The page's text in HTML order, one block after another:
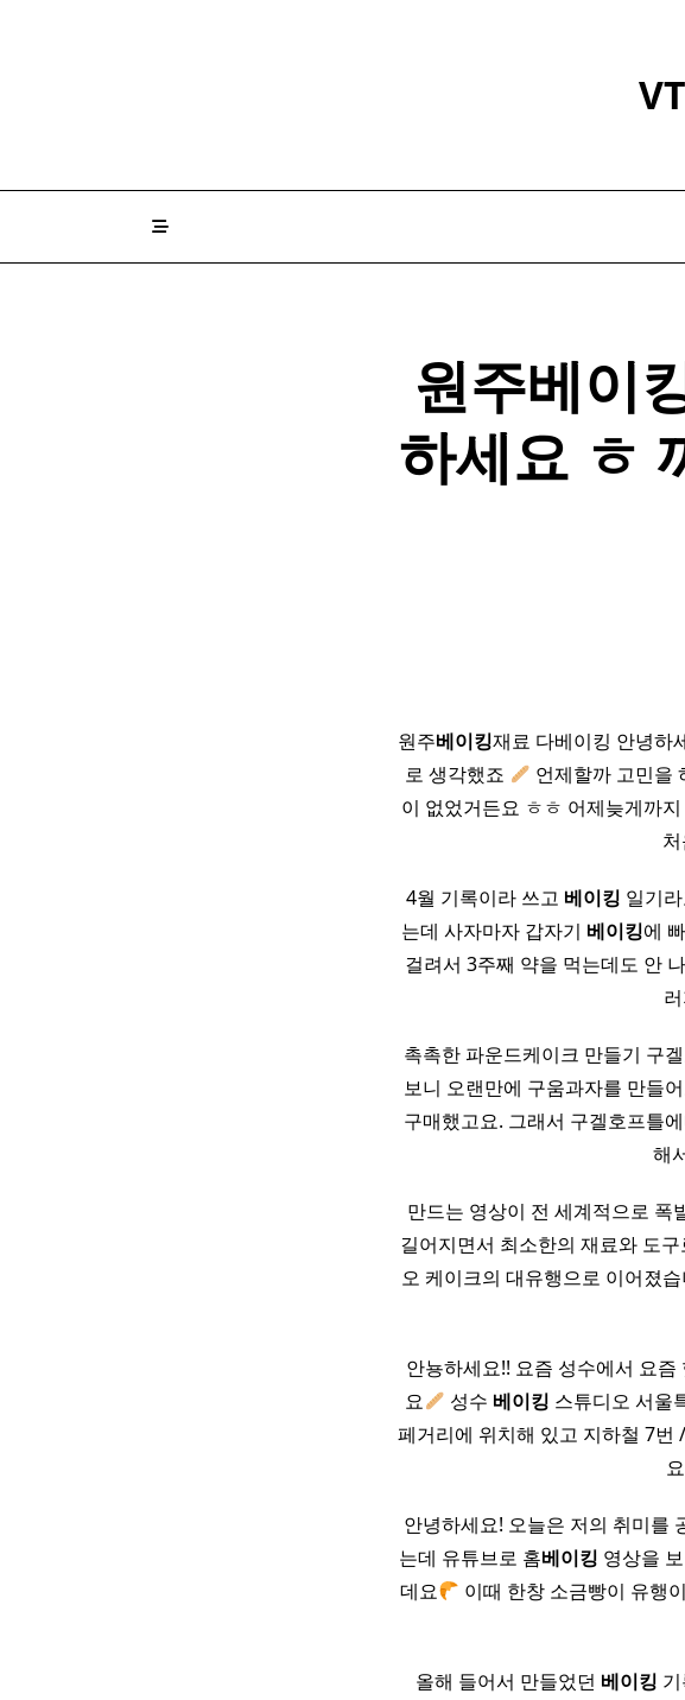
원주베이
하세요 ㅎ
원주베이킹재료 다베이킹 안녕하
로 생각했죠
언제할까 고민을
이 없었거든요 ㅎㅎ 어제늦게까
4월 기록이라 쓰고 베이킹 일기
는데 사자마자 갑자기 베이킹에
걸려서 3주째 약을 먹는데도 안
촉촉한 파운드케이크 만들기 구
보니 오랜만에 구움과자를 만들
구매했고요. 그래서 구겔호프틀
해
만드는 영상이 전 세계적으로 폭
길어지면서 최소한의 재료와 도구
오 케이크의 대유행으로 이어졌
안뇽하세요!! 요즘 성수에서 요
요
성수 베이킹 스튜디오 서울
페거리에 위치해 있고 지하철 7
안녕하세요! 오늘은 저의 취미를
는데 유튜브로 홈베이킹 영상을
데요
이때 한창 소금빵이 유행
​ ​ ​ 올해 들어서 만들었던 베이킹